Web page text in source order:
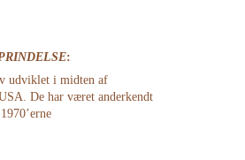
:
udviklet i midten af
De har været anderkendt